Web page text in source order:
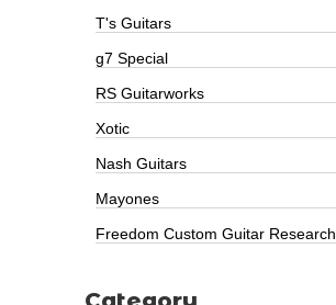
T's Guitars
g7 Special
RS Guitarworks
Xotic
Nash Guitars
Mayones
Freedom Custom Guitar Research